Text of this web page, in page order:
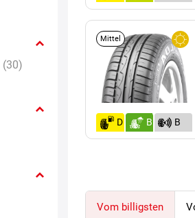
(30)
(70)
Mittel
D B
B
(70)
Vom billigsten